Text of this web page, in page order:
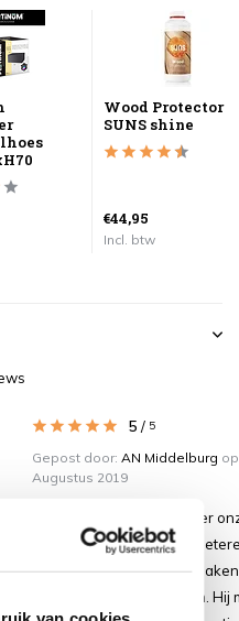
Wood Protector
SUNS shine
€44,95
Incl. btw
5 / 5
Gepost door: AN Middelburg
Augustus 2019
Wij zijn zeer tevreden over
boomstam bartafel. Een
hadden wij niet kunnen
ons pareltje van onze tuin. Hij